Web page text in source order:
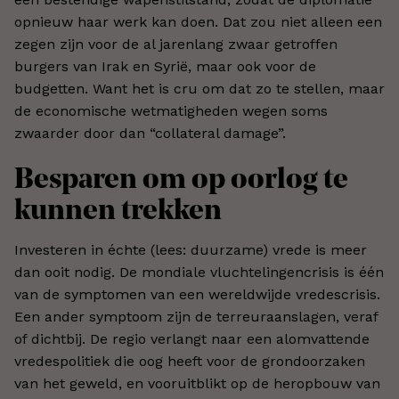
opnieuw haar werk kan doen. Dat zou niet alleen een
zegen zijn voor de al jarenlang zwaar getroffen
burgers van Irak en Syrië, maar ook voor de
budgetten. Want het is cru om dat zo te stellen, maar
de economische wetmatigheden wegen soms
zwaarder door dan “collateral damage”.
Besparen om op oorlog te
kunnen trekken
Investeren in échte (lees: duurzame) vrede is meer
dan ooit nodig. De mondiale vluchtelingencrisis is één
van de symptomen van een wereldwijde vredescrisis.
Een ander symptoom zijn de terreuraanslagen, veraf
of dichtbij. De regio verlangt naar een alomvattende
vredespolitiek die oog heeft voor de grondoorzaken
van het geweld, en vooruitblikt op de heropbouw van